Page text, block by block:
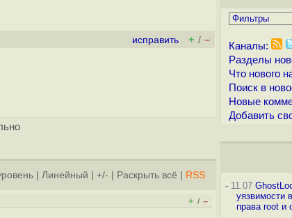
исправить + / –
Линейный +/- Раскрыть всё RSS
+ / –
Каналы:
Разделы
Что нового
Поиск в
Новые
Добавить
-11.07
уязвимости
права root и